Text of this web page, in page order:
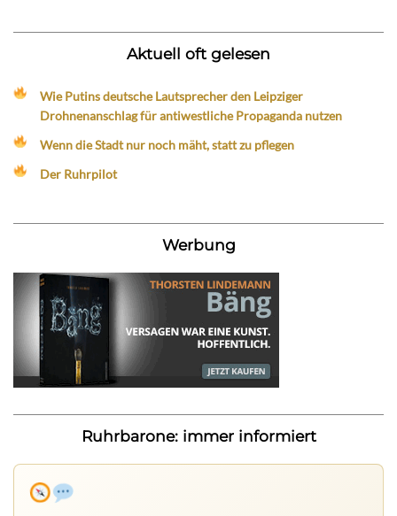
Aktuell oft gelesen
Wie Putins deutsche Lautsprecher den Leipziger
Drohnenanschlag für antiwestliche Propaganda nutzen
Wenn die Stadt nur noch mäht, statt zu pflegen
Der Ruhrpilot
Werbung
Ruhrbarone: immer informiert